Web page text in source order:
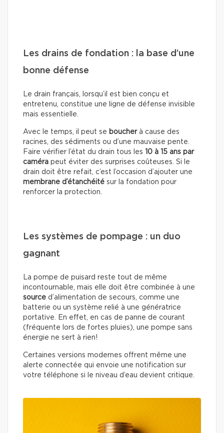
Les drains de fondation : la base d’une
bonne défense
Le drain français, lorsqu’il est bien conçu et
entretenu, constitue une ligne de défense invisible
mais essentielle.
Avec le temps, il peut se boucherà cause des
racines, des sédiments ou d’une mauvaise pente.
Faire vérifier l’état du drain tous les
10 à 15 ans par
caméra peut éviter des surprises coûteuses. Si le
drain doit être refait, c’est l’occasion d’ajouter une
membrane d’étanchéité sur la fondation pour
renforcer la protection.
Les systèmes de pompage : un duo
gagnant
La pompe de puisard reste tout de même
incontournable, mais elle doit être combinée à une
source d’alimentation de secours, comme une
batterie ou un système relié à une génératrice
portative. En effet, en cas de panne de courant
(fréquente lors de fortes pluies), une pompe sans
énergie ne sert à rien!
Certaines versions modernes offrent même une
alerte connectée qui envoie une notification sur
votre téléphone si le niveau d’eau devient critique.